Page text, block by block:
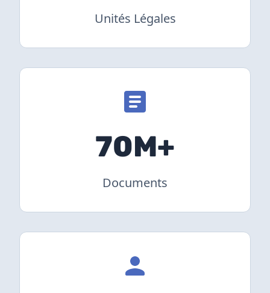
Unités Légales
70M+
Documents